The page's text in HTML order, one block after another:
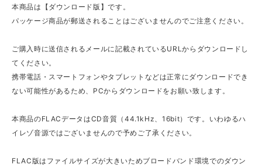
本商品は【ダウンロード版】です。
パッケージ商品が郵送されることはございませんのでご注意ください。
ご購入時に送信されるメールに記載されているURLからダウンロードし
てください。
携帯電話・スマートフォンやタブレットなどは正常にダウンロードでき
ない可能性があるため、PCからダウンロードをお願い致します。
本商品のFLACデータはCD音質（44.1kHz、16bit）です。いわゆるハ
イレゾ音源ではございませんので予めご了承ください。
FLAC版はファイルサイズが大きいためブロードバンド環境でのダウン